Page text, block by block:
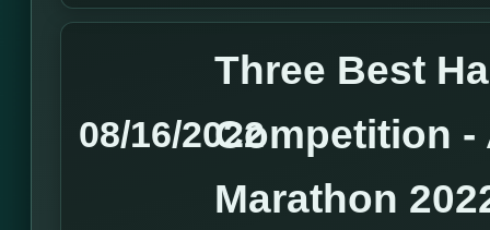
08/16/2022
Three Best
Competition -
Marathon